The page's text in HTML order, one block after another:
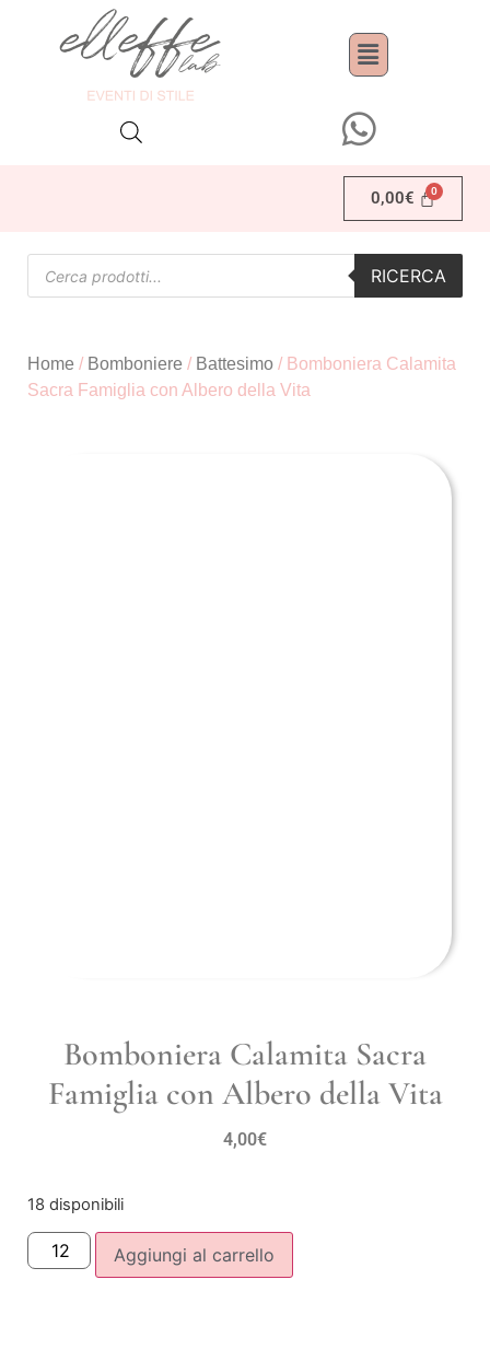
0,00€
RICERCA
Home / Bomboniere / Battesimo / Bomboniera Calamita
Sacra Famiglia con Albero della Vita
Bomboniera Calamita Sacra
Famiglia con Albero della Vita
4,00€
18 disponibili
Aggiungi al carrello